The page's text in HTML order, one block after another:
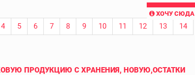
ХОЧУ СЮДА
4 5 6 7 8 9 10 11 12 13
14
ПРОДУКЦИЮ С ХРАНЕНИЯ, НОВУЮ,ОСТАТКИ